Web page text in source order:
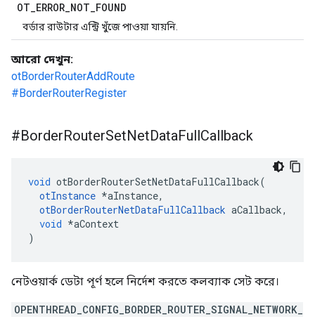
OT_ERROR_NOT_FOUND
বর্ডার রাউটার এন্ট্রি খুঁজে পাওয়া যায়নি.
আরো দেখুন:
otBorderRouterAddRoute
#BorderRouterRegister
#BorderRouterSetNetDataFullCallback
void otBorderRouterSetNetDataFullCallback(
otInstance *aInstance,
otBorderRouterNetDataFullCallback aCallback,
void *aContext
)
নেটওয়ার্ক ডেটা পূর্ণ হলে নির্দেশ করতে কলব্যাক সেট করে।
OPENTHREAD_CONFIG_BORDER_ROUTER_SIGNAL_NETWORK_